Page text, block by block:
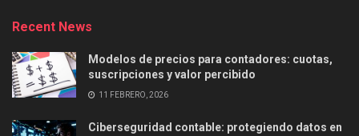
Recent News
Modelos de precios para contadores: cuotas,
suscripciones y valor percibido
11 FEBRERO, 2026
Ciberseguridad contable: protegiendo datos en